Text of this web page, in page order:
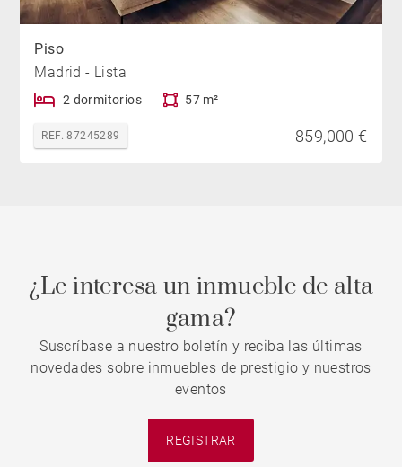
Piso
Madrid - Lista
2 dormitorios 57 m²
REF. 87245289 859,000 €
¿Le interesa un inmueble de alta
gama?
Suscríbase a nuestro boletín y reciba las últimas
novedades sobre inmuebles de prestigio y nuestros
eventos
REGISTRAR